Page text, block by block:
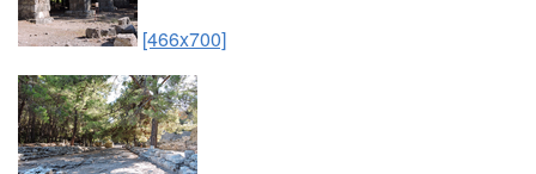
[466x700]